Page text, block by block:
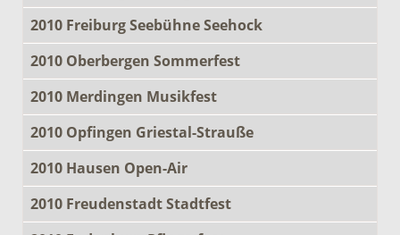
2010 Freiburg Seebühne Seehock
2010 Oberbergen Sommerfest
2010 Merdingen Musikfest
2010 Opfingen Griestal-Strauße
2010 Hausen Open-Air
2010 Freudenstadt Stadtfest